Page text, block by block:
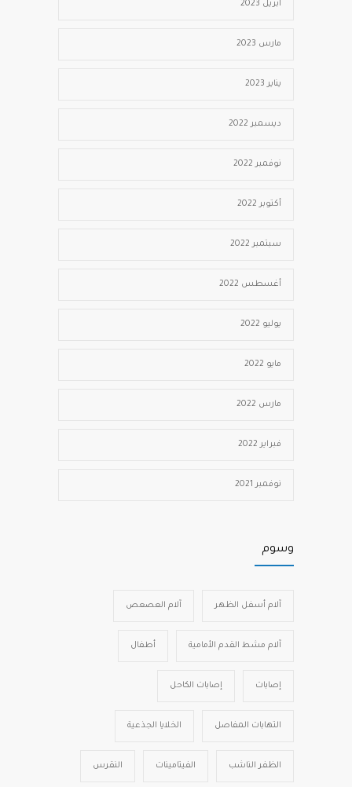
أبريل 2023
مارس 2023
يناير 2023
ديسمبر 2022
نوفمبر 2022
أكتوبر 2022
سبتمبر 2022
أغسطس 2022
يوليو 2022
مايو 2022
مارس 2022
فبراير 2022
نوفمبر 2021
وسوم
آلام أسفل الظهر آلام العصعص
آلام مشط القدم الأمامية أطفال
إصابات إصابات الكاحل
التهابات المفاصل الخلايا الجذعية
الظفر الناشب الفيتامينات النقرس